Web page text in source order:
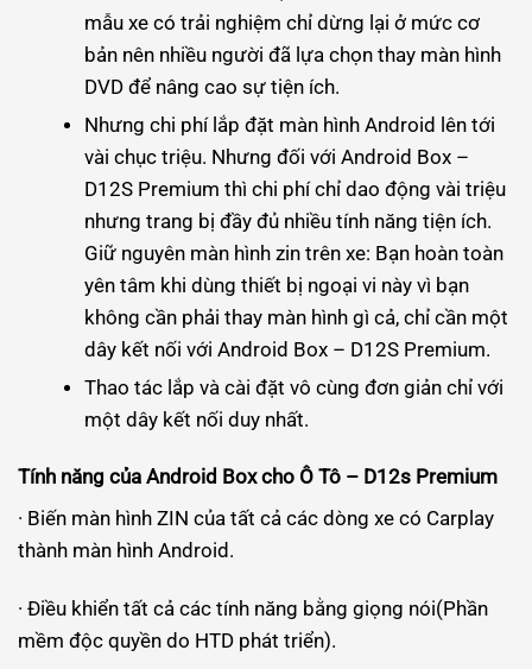
mẫu xe có trải nghiệm chỉ dừng lại ở mức cơ
bản nên nhiều người đã lựa chọn thay màn hình
DVD để nâng cao sự tiện ích.
Nhưng chi phí lắp đặt màn hình Android lên tới
vài chục triệu. Nhưng đối với Android Box –
D12S Premium thì chi phí chỉ dao động vài triệu
nhưng trang bị đầy đủ nhiều tính năng tiện ích.
Giữ nguyên màn hình zin trên xe: Bạn hoàn toàn
yên tâm khi dùng thiết bị ngoại vi này vì bạn
không cần phải thay màn hình gì cả, chỉ cần một
dây kết nối với Android Box – D12S Premium.
Thao tác lắp và cài đặt vô cùng đơn giản chỉ với
một dây kết nối duy nhất.
Tính năng của Android Box cho Ô Tô – D12s Premium
· Biến màn hình ZIN của tất cả các dòng xe có Carplay
thành màn hình Android.
· Điều khiển tất cả các tính năng bằng giọng nói(Phần
mềm độc quyền do HTD phát triển).